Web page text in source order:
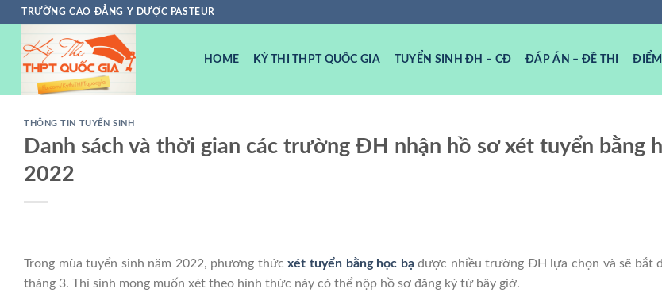
Chuyển
dung
TRƯỜNG CAO ĐẲNG Y DƯỢC PASTEUR
HOME KỲ THI THPT QUỐC GIA TUYỂN SINH ĐH – CĐ ĐÁP ÁN – ĐỀ THI
THÔNG TIN TUYỂN SINH
Danh sách và thời gian các trường ĐH nhận hồ sơ xét tuyển bằng
2022
Trong mùa tuyển sinh năm 2022, phương thứcxét tuyển bằng học bạđược nhiều trường ĐH lựa chọn và sẽ bắt
tháng 3. Thí sinh mong muốn xét theo hình thức này có thể nộp hồ sơ đăng ký từ bây giờ.